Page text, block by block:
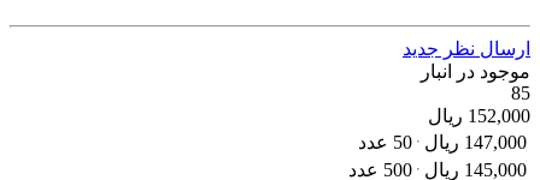
ارسال نظر جدید
موجود در انبار
85
152,000 ریال
147,000 ریال
50 عدد
145,000 ریال 500 عدد